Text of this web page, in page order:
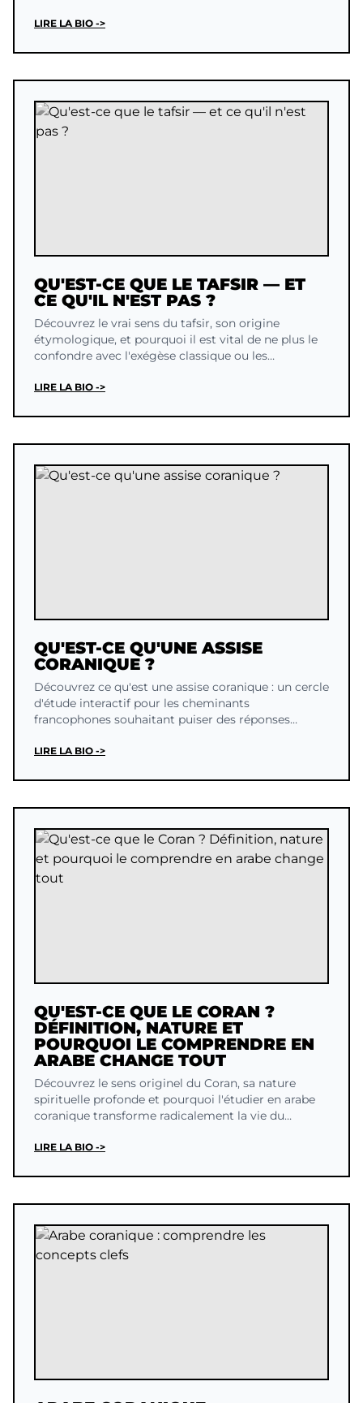
LIRE LA BIO ->
QU'EST-CE QUE LE TAFSIR — ET
CE QU'IL N'EST PAS ?
Découvrez le vrai sens du tafsir, son origine
étymologique, et pourquoi il est vital de ne plus le
confondre avec l'exégèse classique ou les
LIRE LA BIO ->
QU'EST-CE QU'UNE ASSISE
CORANIQUE ?
Découvrez ce qu'est une assise coranique : un cercle
d'étude interactif pour les cheminants
francophones souhaitant puiser des réponses
LIRE LA BIO ->
QU'EST-CE QUE LE CORAN ?
DÉFINITION, NATURE ET
POURQUOI LE COMPRENDRE EN
ARABE CHANGE TOUT
Découvrez le sens originel du Coran, sa nature
spirituelle profonde et pourquoi l'étudier en arabe
coranique transforme radicalement la vie du
LIRE LA BIO ->